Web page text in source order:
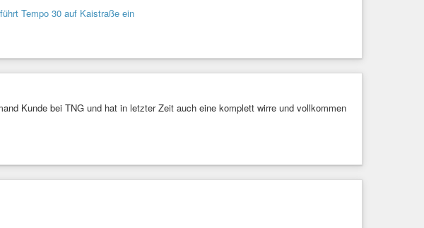
Tempo 30 auf Kaistraße ein
Kunde bei TNG und hat in letzter Zeit auch eine komplett wirre und vollkommen